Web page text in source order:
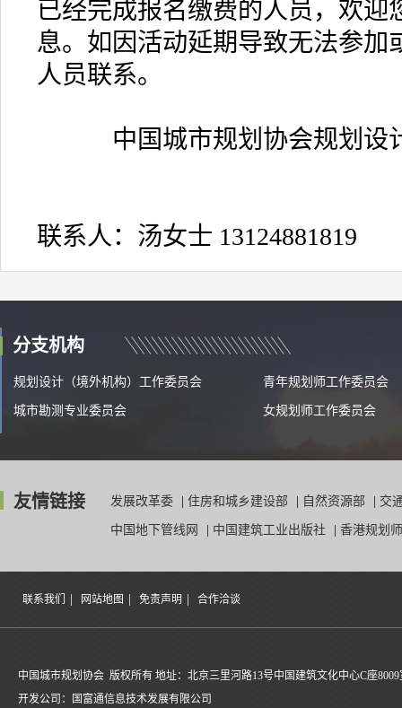
已经完成报名缴费的人员，欢迎
息。如因活动延期导致无法参加
人员联系。
中国城市规划协会规划设
联系人：汤女士 13124881819
分支机构
规划设计（境外机构）工作委员会 青年规划师工作委员会
城市勘测专业委员会 女规划师工作委员会
友情链接 发展改革委 住房和城乡建设部 自然资源部 交
中国地下管线网 中国建筑工业出版社 香港规划
联系我们 网站地图 免责声明 合作洽谈
中国城市规划协会 版权所有 地址：北京三里河路13号中国建筑文化中心C座8009
开发公司：国富通信息技术发展有限公司